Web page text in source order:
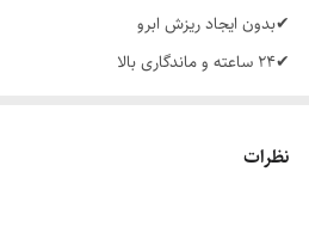
✔بدون ایجاد ریزش ابرو
✔۲۴ ساعته و ماندگاری بالا
نظرات